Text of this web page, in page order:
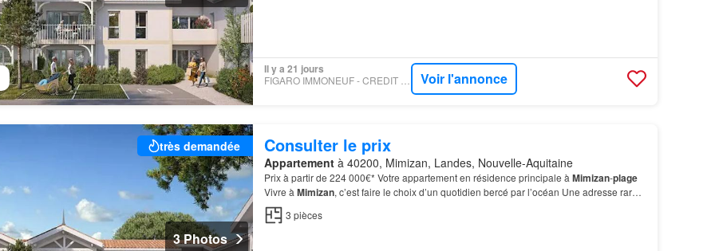
Il y a 21 jours
FIGARO IMMONEUF - CREDIT AGRICOLE IMMOBILIER PROMOTION Voir l'annonce
très demandée
3 Photos
Consulter le prix
Appartementà 40200, Mimizan, Landes, Nouvelle-Aquitaine
Prix à partir de 224 000€* Votre appartement en résidence principale à Mimizan-plage
Vivre à Mimizan, c’est faire le choix d’un quotidien bercé par l’océan Une adresse rare
entre
3 pièces